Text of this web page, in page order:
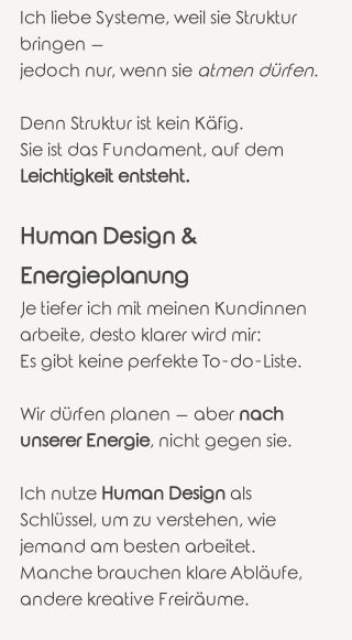
Ich liebe Systeme, weil sie Struktur
bringen –
jedoch nur, wenn sie atmen dürfen.
Denn Struktur ist kein Käfig.
Sie ist das Fundament, auf dem
Leichtigkeit entsteht.
Human Design &
Energieplanung
Je tiefer ich mit meinen Kundinnen
arbeite, desto klarer wird mir:
Es gibt keine perfekte To-do-Liste.
Wir dürfen planen – aber nach
unserer Energie, nicht gegen sie.
Ich nutze Human Design als
Schlüssel, um zu verstehen, wie
jemand am besten arbeitet.
Manche brauchen klare Abläufe,
andere kreative Freiräume.